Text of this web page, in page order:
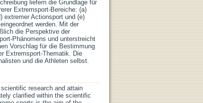
liefern die Grundlage für
Extremsport-Bereiche: (a)
extremer Actionsport und (e)
werden. Mit der
die Perspektive der
Phänomens und unterstreicht
Vorschlag für die Bestimmung
Extremsport-Thematik. Die
und die Athleten selbst.
research and attain
clarified within the scientific